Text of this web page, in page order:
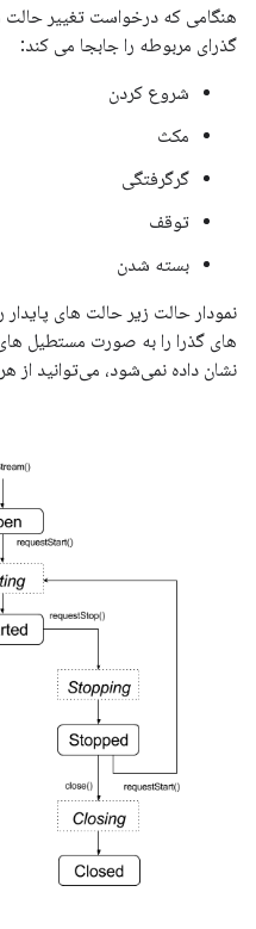
هنگامی که درخواست تغییر
گذرای مربوطه را جابجا می کند:
شروع کردن
مکث
گرگرفتگی
توقف
بسته شدن
نمودار حالت زیر حالت های
های گذرا را به صورت مستطیل
نشان داده نمی‌شود، می‌توانید از